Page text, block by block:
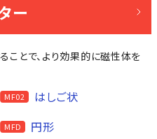
ー
ことで、より効果的に磁性体を
MF02 はしご状
MFD 円形